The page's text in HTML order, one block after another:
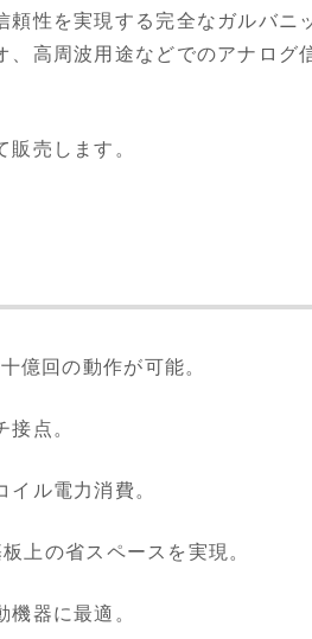
性を実現する完全なガルバニ
高周波用途などでのアナログ
売します。
億回の動作が可能。
接点。
イル電力消費。
上の省スペースを実現。
機器に最適。